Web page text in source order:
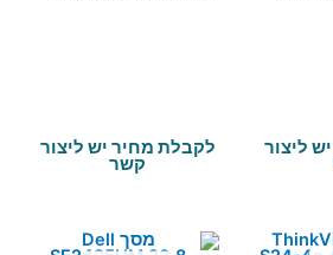
ליצור לקבלת מחיר יש ליצור
קשר